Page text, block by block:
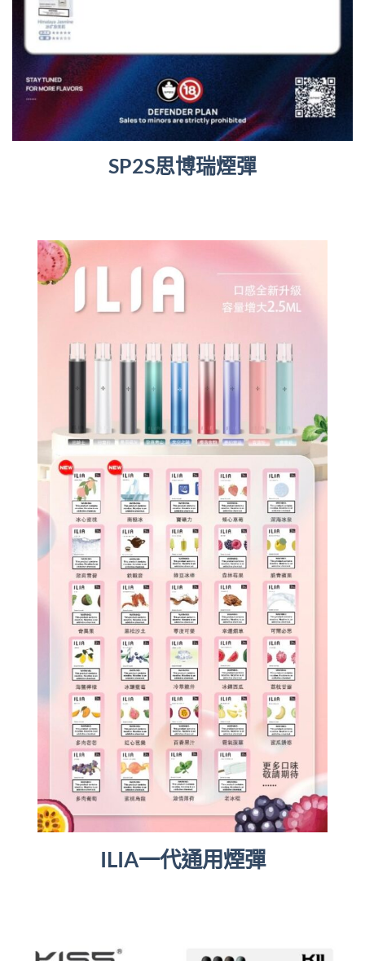
SP2S思博瑞煙彈
ILIA一代通用煙彈